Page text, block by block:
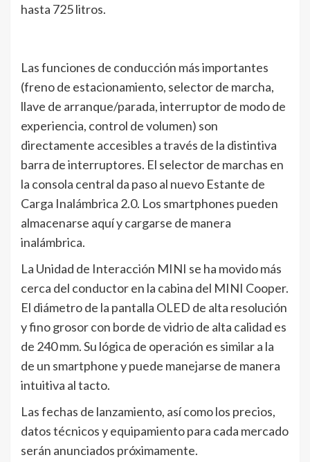
hasta 725 litros.
Las funciones de conducción más importantes
(freno de estacionamiento, selector de marcha,
llave de arranque/parada, interruptor de modo de
experiencia, control de volumen) son
directamente accesibles a través de la distintiva
barra de interruptores. El selector de marchas en
la consola central da paso al nuevo Estante de
Carga Inalámbrica 2.0. Los smartphones pueden
almacenarse aquí y cargarse de manera
inalámbrica.
La Unidad de Interacción MINI se ha movido más
cerca del conductor en la cabina del MINI Cooper.
El diámetro de la pantalla OLED de alta resolución
y fino grosor con borde de vidrio de alta calidad es
de 240 mm. Su lógica de operación es similar a la
de un smartphone y puede manejarse de manera
intuitiva al tacto.
Las fechas de lanzamiento, así como los precios,
datos técnicos y equipamiento para cada mercado
serán anunciados próximamente.